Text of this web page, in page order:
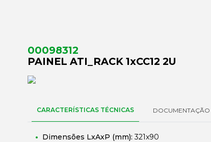
00098312
PAINEL ATI_RACK 1xCC12 2U
CARACTERÍSTICAS TÉCNICAS DOCUMENTAÇÃO
Dimensões LxAxP (mm):321x90